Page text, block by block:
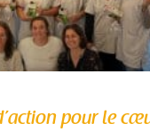
pour le